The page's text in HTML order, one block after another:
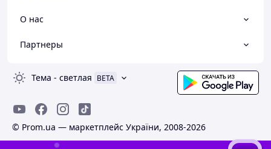
О нас
Партнеры
Тема - светлая BETA
© Prom.ua — маркетплейс України, 2008-2026